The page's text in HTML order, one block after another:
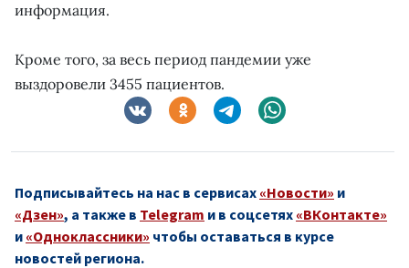
информация.
Кроме того, за весь период пандемии уже
выздоровели 3455 пациентов.
Подписывайтесь на нас в сервисах «Новости» и
«Дзен», а также в Telegram и в соцсетях «ВКонтакте»
и «Одноклассники» чтобы оставаться в курсе
новостей региона.